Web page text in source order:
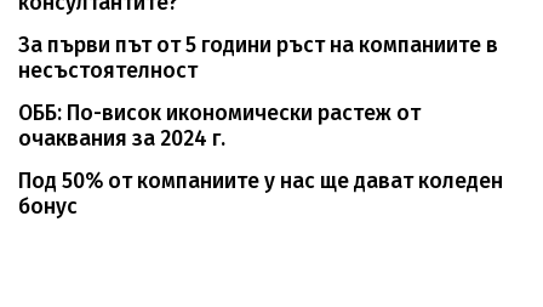
За първи път от 5 години ръст на компаниите в
несъстоятелност
ОББ: По-висок икономически растеж от
очаквания за 2024 г.
Под 50% от компаниите у нас ще дават коледен
бонус